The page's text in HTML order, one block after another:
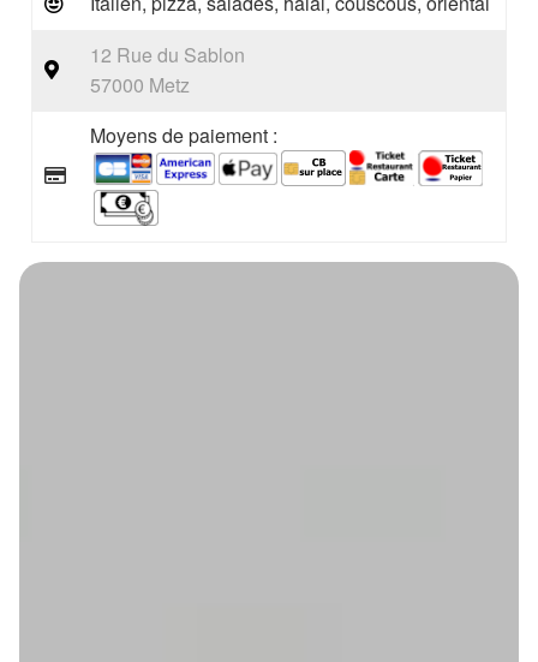
12 Rue du Sablon
57000 Metz
Moyens de paiement :